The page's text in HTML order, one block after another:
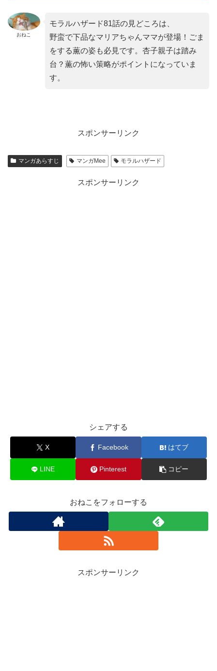
おねこ
モラルハザード81話の見どころは、
野蛮で下品なマリアちゃんママが登場！ごま
をする薫の姿も必見です。杏子親子は踏み
台？薫の怖い策略がポイントになっていま
す。
スポンサーリンク
マンガあらすじ マンガMee モラルハザード
スポンサーリンク
シェアする
X Facebook はてブ
LINE Pinterest コピー
おねこをフォローする
スポンサーリンク